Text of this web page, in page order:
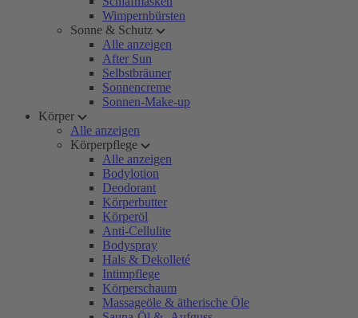
Wimpernbürsten
Sonne & Schutz
Alle anzeigen
After Sun
Selbstbräuner
Sonnencreme
Sonnen-Make-up
Körper
Alle anzeigen
Körperpflege
Alle anzeigen
Bodylotion
Deodorant
Körperbutter
Körperöl
Anti-Cellulite
Bodyspray
Hals & Dekolleté
Intimpflege
Körperschaum
Massageöle & ätherische Öle